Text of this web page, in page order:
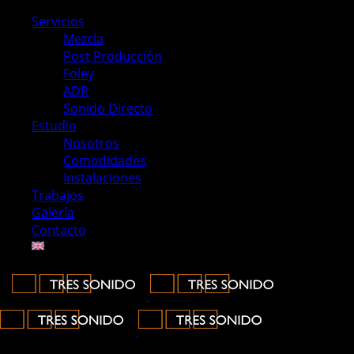
Servicios
Mezcla
Post Producción
Foley
ADR
Sonido Directo
Estudio
Nosotros
Comodidades
Instalaciones
Trabajos
Galería
Contacto